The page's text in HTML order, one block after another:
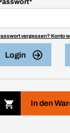
*
vergessen? Konto
Login
In den